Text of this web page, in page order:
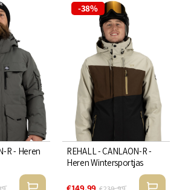
R - Heren
-38%
REHALL - CANLAON-R -
Heren Wintersportjas
€149,99